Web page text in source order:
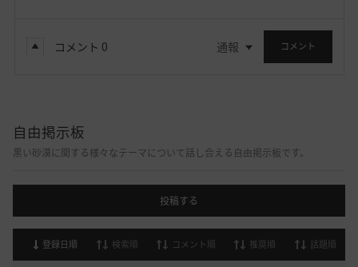
コメント 0 通報 コメント
自由掲示板
黒い砂漠に関する様々なテーマについて話し合える自由掲示板です。
投稿する
登録日順 検索順 コメント順 推奨順 話題順